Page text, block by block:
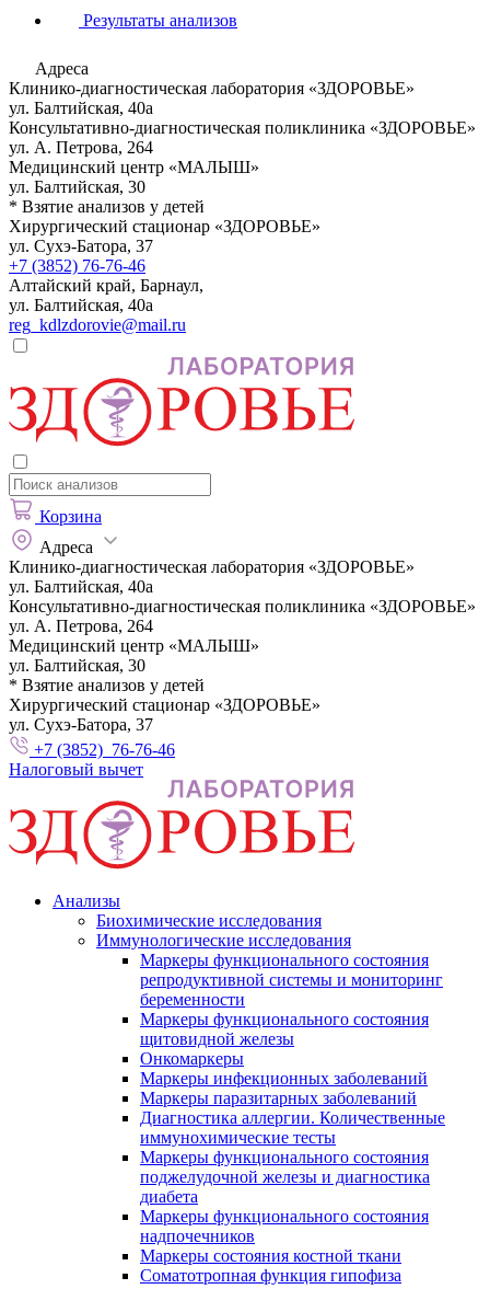
Результаты анализов
Адреса
Клинико-диагностическая лаборатория «ЗДОРОВЬЕ»
ул. Балтийская, 40а
Консультативно-диагностическая поликлиника «ЗДОРОВЬЕ»
ул. А. Петрова, 264
Медицинский центр «МАЛЫШ»
ул. Балтийская, 30
* Взятие анализов у детей
Хирургический стационар «ЗДОРОВЬЕ»
ул. Сухэ-Батора, 37
+7 (3852) 76-76-46
Алтайский край, Барнаул,
ул. Балтийская, 40а
reg_kdlzdorovie@mail.ru
Корзина
Адреса
Клинико-диагностическая лаборатория «ЗДОРОВЬЕ»
ул. Балтийская, 40а
Консультативно-диагностическая поликлиника «ЗДОРОВЬЕ»
ул. А. Петрова, 264
Медицинский центр «МАЛЫШ»
ул. Балтийская, 30
* Взятие анализов у детей
Хирургический стационар «ЗДОРОВЬЕ»
ул. Сухэ-Батора, 37
+7 (3852) 76-76-46
Налоговый вычет
Анализы
Биохимические исследования
Иммунологические исследования
Маркеры функционального состояния
репродуктивной системы и мониторинг
беременности
Маркеры функционального состояния
щитовидной железы
Онкомаркеры
Маркеры инфекционных заболеваний
Маркеры паразитарных заболеваний
Диагностика аллергии. Количественные
иммунохимические тесты
Маркеры функционального состояния
поджелудочной железы и диагностика
диабета
Маркеры функционального состояния
надпочечников
Маркеры состояния костной ткани
Соматотропная функция гипофиза